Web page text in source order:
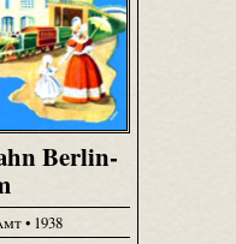
Berlin-
• 1938